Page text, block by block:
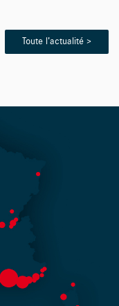
Toute l'actualité >